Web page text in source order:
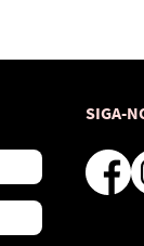
SIGA-